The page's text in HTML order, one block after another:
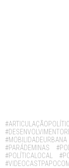
Tags:
#MOBILIDADEURBANA
#PARÁDEMINAS
#POLÍTICALOCAL